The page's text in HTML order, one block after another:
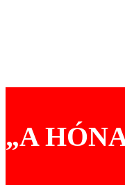
„A